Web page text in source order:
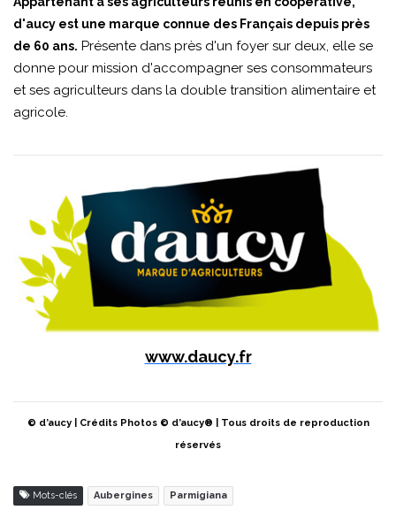
d'aucy est une marque connue des Français depuis près
de 60 ans. Présente dans près d'un foyer sur deux, elle se
donne pour mission d'accompagner ses consommateurs
et ses agriculteurs dans la double transition alimentaire et
agricole.
www.daucy.fr
© d’aucy | Crédits Photos © d’aucy® | Tous droits de reproduction
réservés
Mots-clés Aubergines Parmigiana